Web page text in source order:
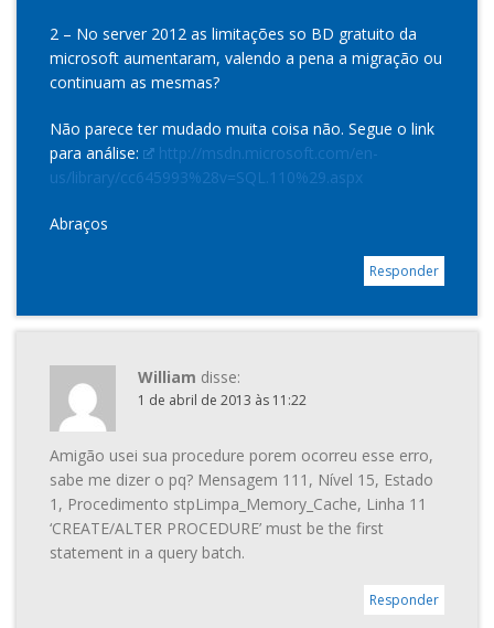
2 – No server 2012 as limitações so BD gratuito da
microsoft aumentaram, valendo a pena a migração ou
continuam as mesmas?
Não parece ter mudado muita coisa não. Segue o link
para análise:
http://msdn.microsoft.com/en-
us/library/cc645993%28v=SQL.110%29.aspx
Abraços
Responder
William disse:
1 de abril de 2013 às 11:22
Amigão usei sua procedure porem ocorreu esse erro,
sabe me dizer o pq? Mensagem 111, Nível 15, Estado
1, Procedimento stpLimpa_Memory_Cache, Linha 11
‘CREATE/ALTER PROCEDURE’ must be the first
statement in a query batch.
Responder